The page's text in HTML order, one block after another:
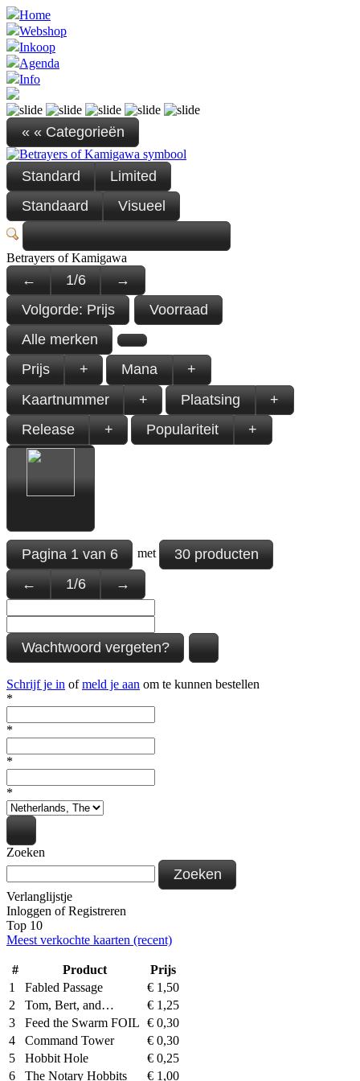
Home
Webshop
Inkoop
Agenda
Info
« « Categorieën
Standard
Limited
Standaard
Visueel
Betrayers of Kamigawa
← 1/6
→
Volgorde: Prijs
Voorraad
Alle merken
Prijs
+ Mana
+
Kaartnummer
+ Plaatsing
+
Release
+ Populariteit +
Pagina1van6 met
30 producten
←
1/6 →
Wachtwoord vergeten?
Schrijf je in ofmeld je aan om te kunnen bestellen
*
*
*
*
Zoeken
Zoeken
Verlanglijstje
Inloggen ofRegistreren
Top 10
Meest verkochte kaarten (recent)
# Product
Prijs
1
Fabled Passage € 1,50
2
Tom, Bert, and… € 1,25
3
Feed the Swarm FOIL € 0,30
4
Command Tower € 0,30
5
Hobbit Hole € 0,25
6
The Notary Hobbits € 1,00